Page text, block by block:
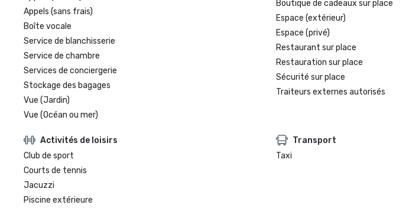
Appels (sans frais)
Boîte vocale
Service de blanchisserie
Service de chambre
Services de conciergerie
Stockage des bagages
Vue (Jardin)
Vue (Océan ou mer)
Boutique de cadeaux sur place
Espace (extérieur)
Espace (privé)
Restaurant sur place
Restauration sur place
Sécurité sur place
Traiteurs externes autorisés
Activités de loisirs
Club de sport
Courts de tennis
Jacuzzi
Piscine extérieure
Transport
Taxi